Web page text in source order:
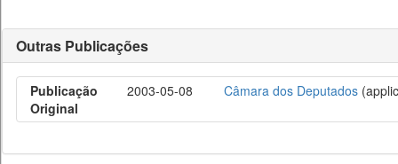
Outras Publicações
Publicação
Original
2003-05-08 Câmara dos Deputados